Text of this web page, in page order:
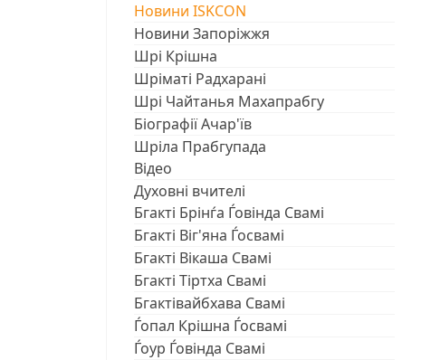
Новини ISKCON
Новини Запоріжжя
Шрі Крішна
Шріматі Радхарані
Шрі Чайтанья Махапрабгу
Біографії Ачар'їв
Шріла Прабгупада
Відео
Духовні вчителі
Бгакті Брінѓа Ѓовінда Свамі
Бгакті Віг'яна Ѓосвамі
Бгакті Вікаша Свамі
Бгакті Тіртха Свамі
Бгактівайбхава Свамі
Ѓопал Крішна Ѓосвамі
Ѓоур Ѓовінда Свамі